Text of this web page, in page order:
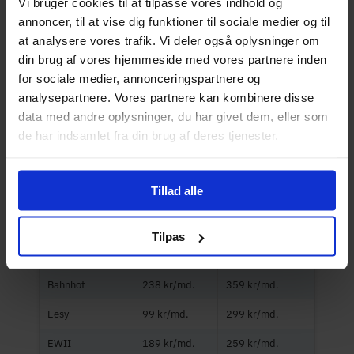
annoncer, til at vise dig funktioner til sociale medier og til
at analysere vores trafik. Vi deler også oplysninger om
din brug af vores hjemmeside med vores partnere inden
for sociale medier, annonceringspartnere og
analysepartnere. Vores partnere kan kombinere disse
data med andre oplysninger, du har givet dem, eller som
de har indsamlet fra din brug af deres tjenester.
Tillad alle
Tilpas
tilfælde ligger under de landsdækkende
alternativer. I tabellen nedenfor kan du se,
hvordan Bornfibers priser stiller sig i forhold
til resten af markedet.
Udbyder Min. intropris Min. normalpris
Bornfiber 89 kr/md. 189 kr/md.
149 kr/md.
Altibox 99 kr/md. 199 kr/md.
Bahnhof 238 kr/md. 359 kr/md.
Eesy 99 kr/md. 299 kr/md.
EWII 189 kr/md. 259 kr/md.